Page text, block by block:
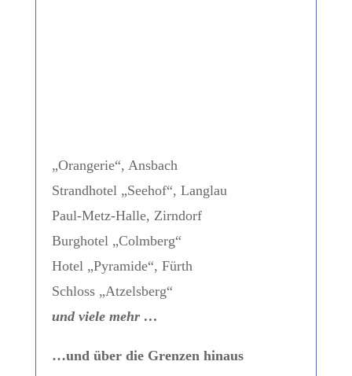
„Orangerie“, Ansbach
Strandhotel „Seehof“, Langlau
Paul-Metz-Halle, Zirndorf
Burghotel „Colmberg“
Hotel „Pyramide“, Fürth
Schloss „Atzelsberg“
und viele mehr …
…und über die Grenzen hinaus